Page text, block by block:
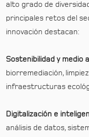
alto grado de
principales retos del
innovación destacan:
Sostenibilidad y medio
biorremediación,
infraestructuras
Digitalización e
análisis de datos,